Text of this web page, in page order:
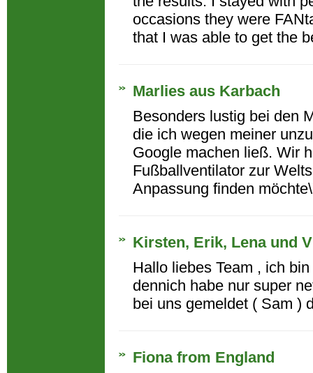
occasions they were
that I was able to get the
Marlies aus Karbach
Besonders lustig bei den
die ich wegen meiner
Google machen ließ. Wir
Fußballventilator zur
Anpassung finden
Kirsten, Erik, Lena und
Hallo liebes Team , ich
dennich habe nur super
bei uns gemeldet ( Sam )
Fiona from England